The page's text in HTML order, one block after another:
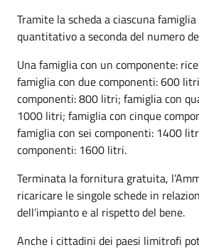
Tramite la scheda a ciascuna
quantitativo a seconda del numero
Una famiglia con un componente:
famiglia con due componenti: 600
componenti: 800 litri; famiglia con
1000 litri; famiglia con cinque
famiglia con sei componenti: 1400
componenti: 1600 litri.
Terminata la fornitura gratuita,
ricaricare le singole schede in
dell’impianto e al rispetto del bene.
Anche i cittadini dei paesi limitrofi